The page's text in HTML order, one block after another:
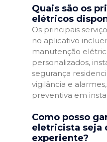
Quais são os
elétricos
Os principais
no aplicativo
manutenção
personalizados,
segurança
vigilância e
preventiva em
Como posso
eletricista seja
experiente?